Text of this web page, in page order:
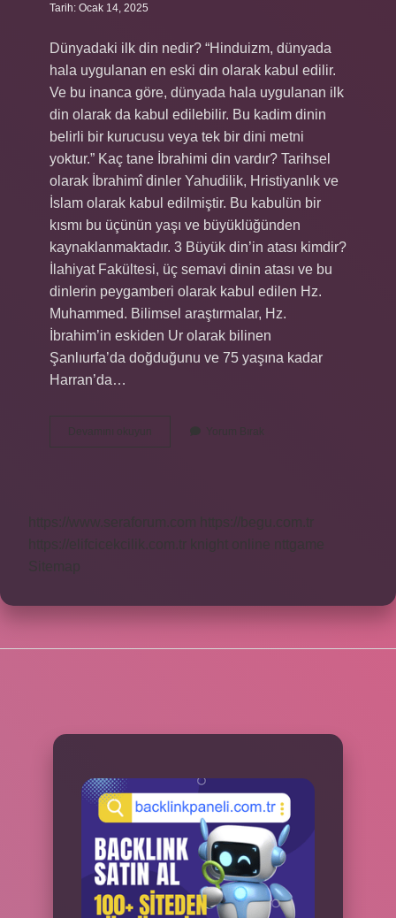
Tarih: Ocak 14, 2025
Dünyadaki ilk din nedir? “Hinduizm, dünyada
hala uygulanan en eski din olarak kabul edilir.
Ve bu inanca göre, dünyada hala uygulanan ilk
din olarak da kabul edilebilir. Bu kadim dinin
belirli bir kurucusu veya tek bir dini metni
yoktur.” Kaç tane İbrahimi din vardır? Tarihsel
olarak İbrahimî dinler Yahudilik, Hristiyanlık ve
İslam olarak kabul edilmiştir. Bu kabulün bir
kısmı bu üçünün yaşı ve büyüklüğünden
kaynaklanmaktadır. 3 Büyük din’in atası kimdir?
İlahiyat Fakültesi, üç semavi dinin atası ve bu
dinlerin peygamberi olarak kabul edilen Hz.
Muhammed. Bilimsel araştırmalar, Hz.
İbrahim’in eskiden Ur olarak bilinen
Şanlıurfa’da doğduğunu ve 75 yaşına kadar
Harran’da…
Devamını okuyun
Ibrahimi
Yorum Bırak
https://www.seraforum.com
https://begu.com.tr
https://elifcicekcilik.com.tr
knight online
nttgame
Sitemap